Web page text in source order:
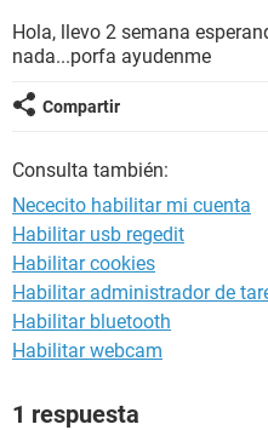
Hola, llevo 2 semana
nada...porfa ayudenme
Compartir
Consulta también:
Nececito habilitar mi cuenta
Habilitar usb regedit
Habilitar cookies
Habilitar administrador de
Habilitar bluetooth
Habilitar webcam
1 respuesta